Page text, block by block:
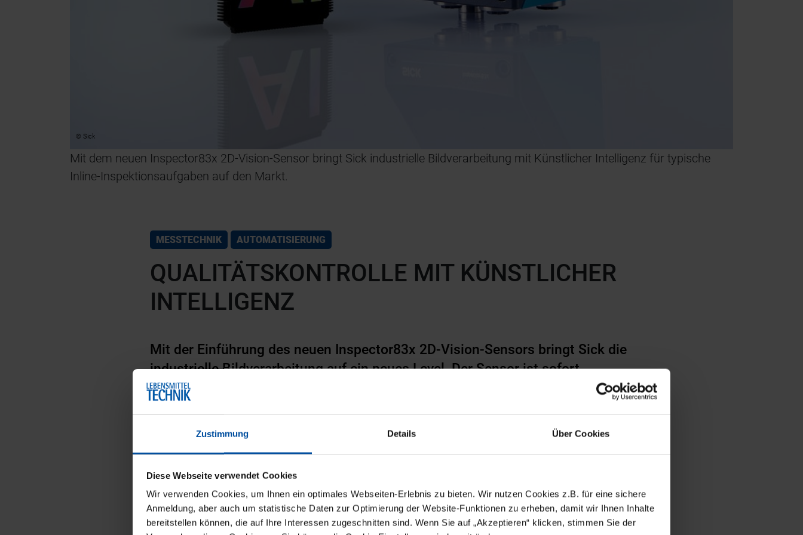
Zustimmung Details Über Cookies
Diese Webseite verwendet Cookies
Wir verwenden Cookies, um Ihnen ein optimales Webseiten-Erlebnis zu bieten. Wir nutzen Cookies z.B. für eine sichere
Anmeldung, aber auch um statistische Daten zur Optimierung der Website-Funktionen zu erheben, damit wir Ihnen Inhalte
bereitstellen können, die auf Ihre Interessen zugeschnitten sind. Wenn Sie auf „Akzeptieren“ klicken, stimmen Sie der
© Sick
Mit dem neuen Inspector83x 2D-Vision-Sensor bringt Sick industrielle Bildverarbeitung mit Künstlicher Intelligenz für typische
Inline-Inspektionsaufgaben auf den Markt.
MESSTECHNIK AUTOMATISIERUNG
QUALITÄTSKONTROLLE MIT KÜNSTLICHER
INTELLIGENZ
Mit der Einführung des neuen Inspector83x 2D-Vision-Sensors bringt Sick die
industrielle Bildverarbeitung auf ein neues Level. Der Sensor ist sofort
einsatzbereit und dank Künstlicher Intelligenz besonders für typische Inline-
Inspektionsaufgaben in der anspruchsvollen Hochgeschwindigkeitsproduktion
Seite 1/1 1 Minute 19. Juni 2024